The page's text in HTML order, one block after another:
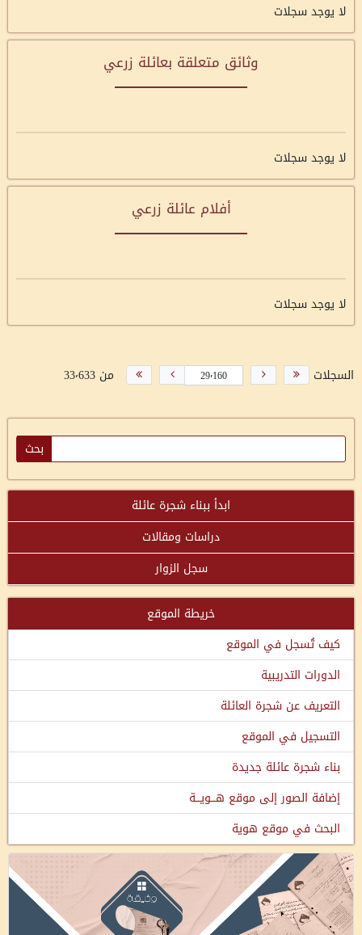
لا يوجد سجلات
وثائق متعلقة بعائلة زرعي
لا يوجد سجلات
أفلام عائلة زرعي
لا يوجد سجلات
السجلات من 33٬633
ابدأ ببناء شجرة عائلة
دراسات ومقالات
سجل الزوار
خريطة الموقع
كيف تُسجل في الموقع
الدورات التدريبية
التعريف عن شجرة العائلة
التسجيل في الموقع
بناء شجرة عائلة جديدة
إضافة الصور إلى موقع هـــويـــة
البحث في موقع هوية